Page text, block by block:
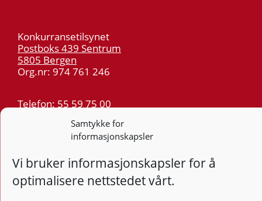
Samtykke for
informasjonskapsler
Vi bruker informasjonskapsler for å
optimalisere nettstedet vårt.
Konkurransetilsynet
Postboks 439 Sentrum
5805 Bergen
Org.nr: 974 761 246
Telefon: 55 59 75 00
Nyhetsvarsel >>
Personvern
Tilgjengelighetserklæring